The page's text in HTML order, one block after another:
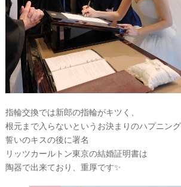
指輪交換では新郎の指輪がキツく、
根元まで入らないというお決まりのハプニン
誓いのキスの後に署名
リッツカールトン東京の結婚証明書は
陶器で出来ており、重厚です✨